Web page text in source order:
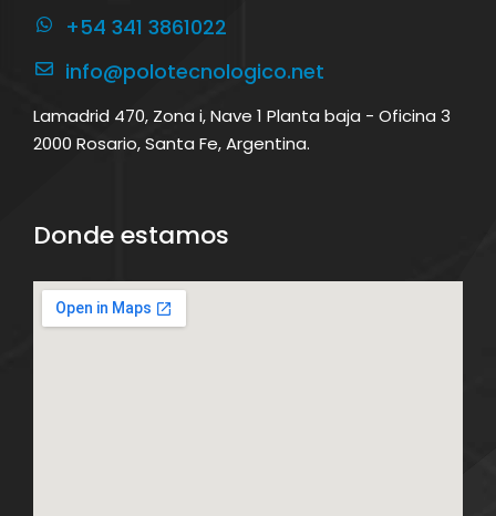
+54 341 3861022
info@polotecnologico.net
Lamadrid 470, Zona i, Nave 1 Planta baja - Oficina 3
2000 Rosario, Santa Fe, Argentina.
Donde estamos